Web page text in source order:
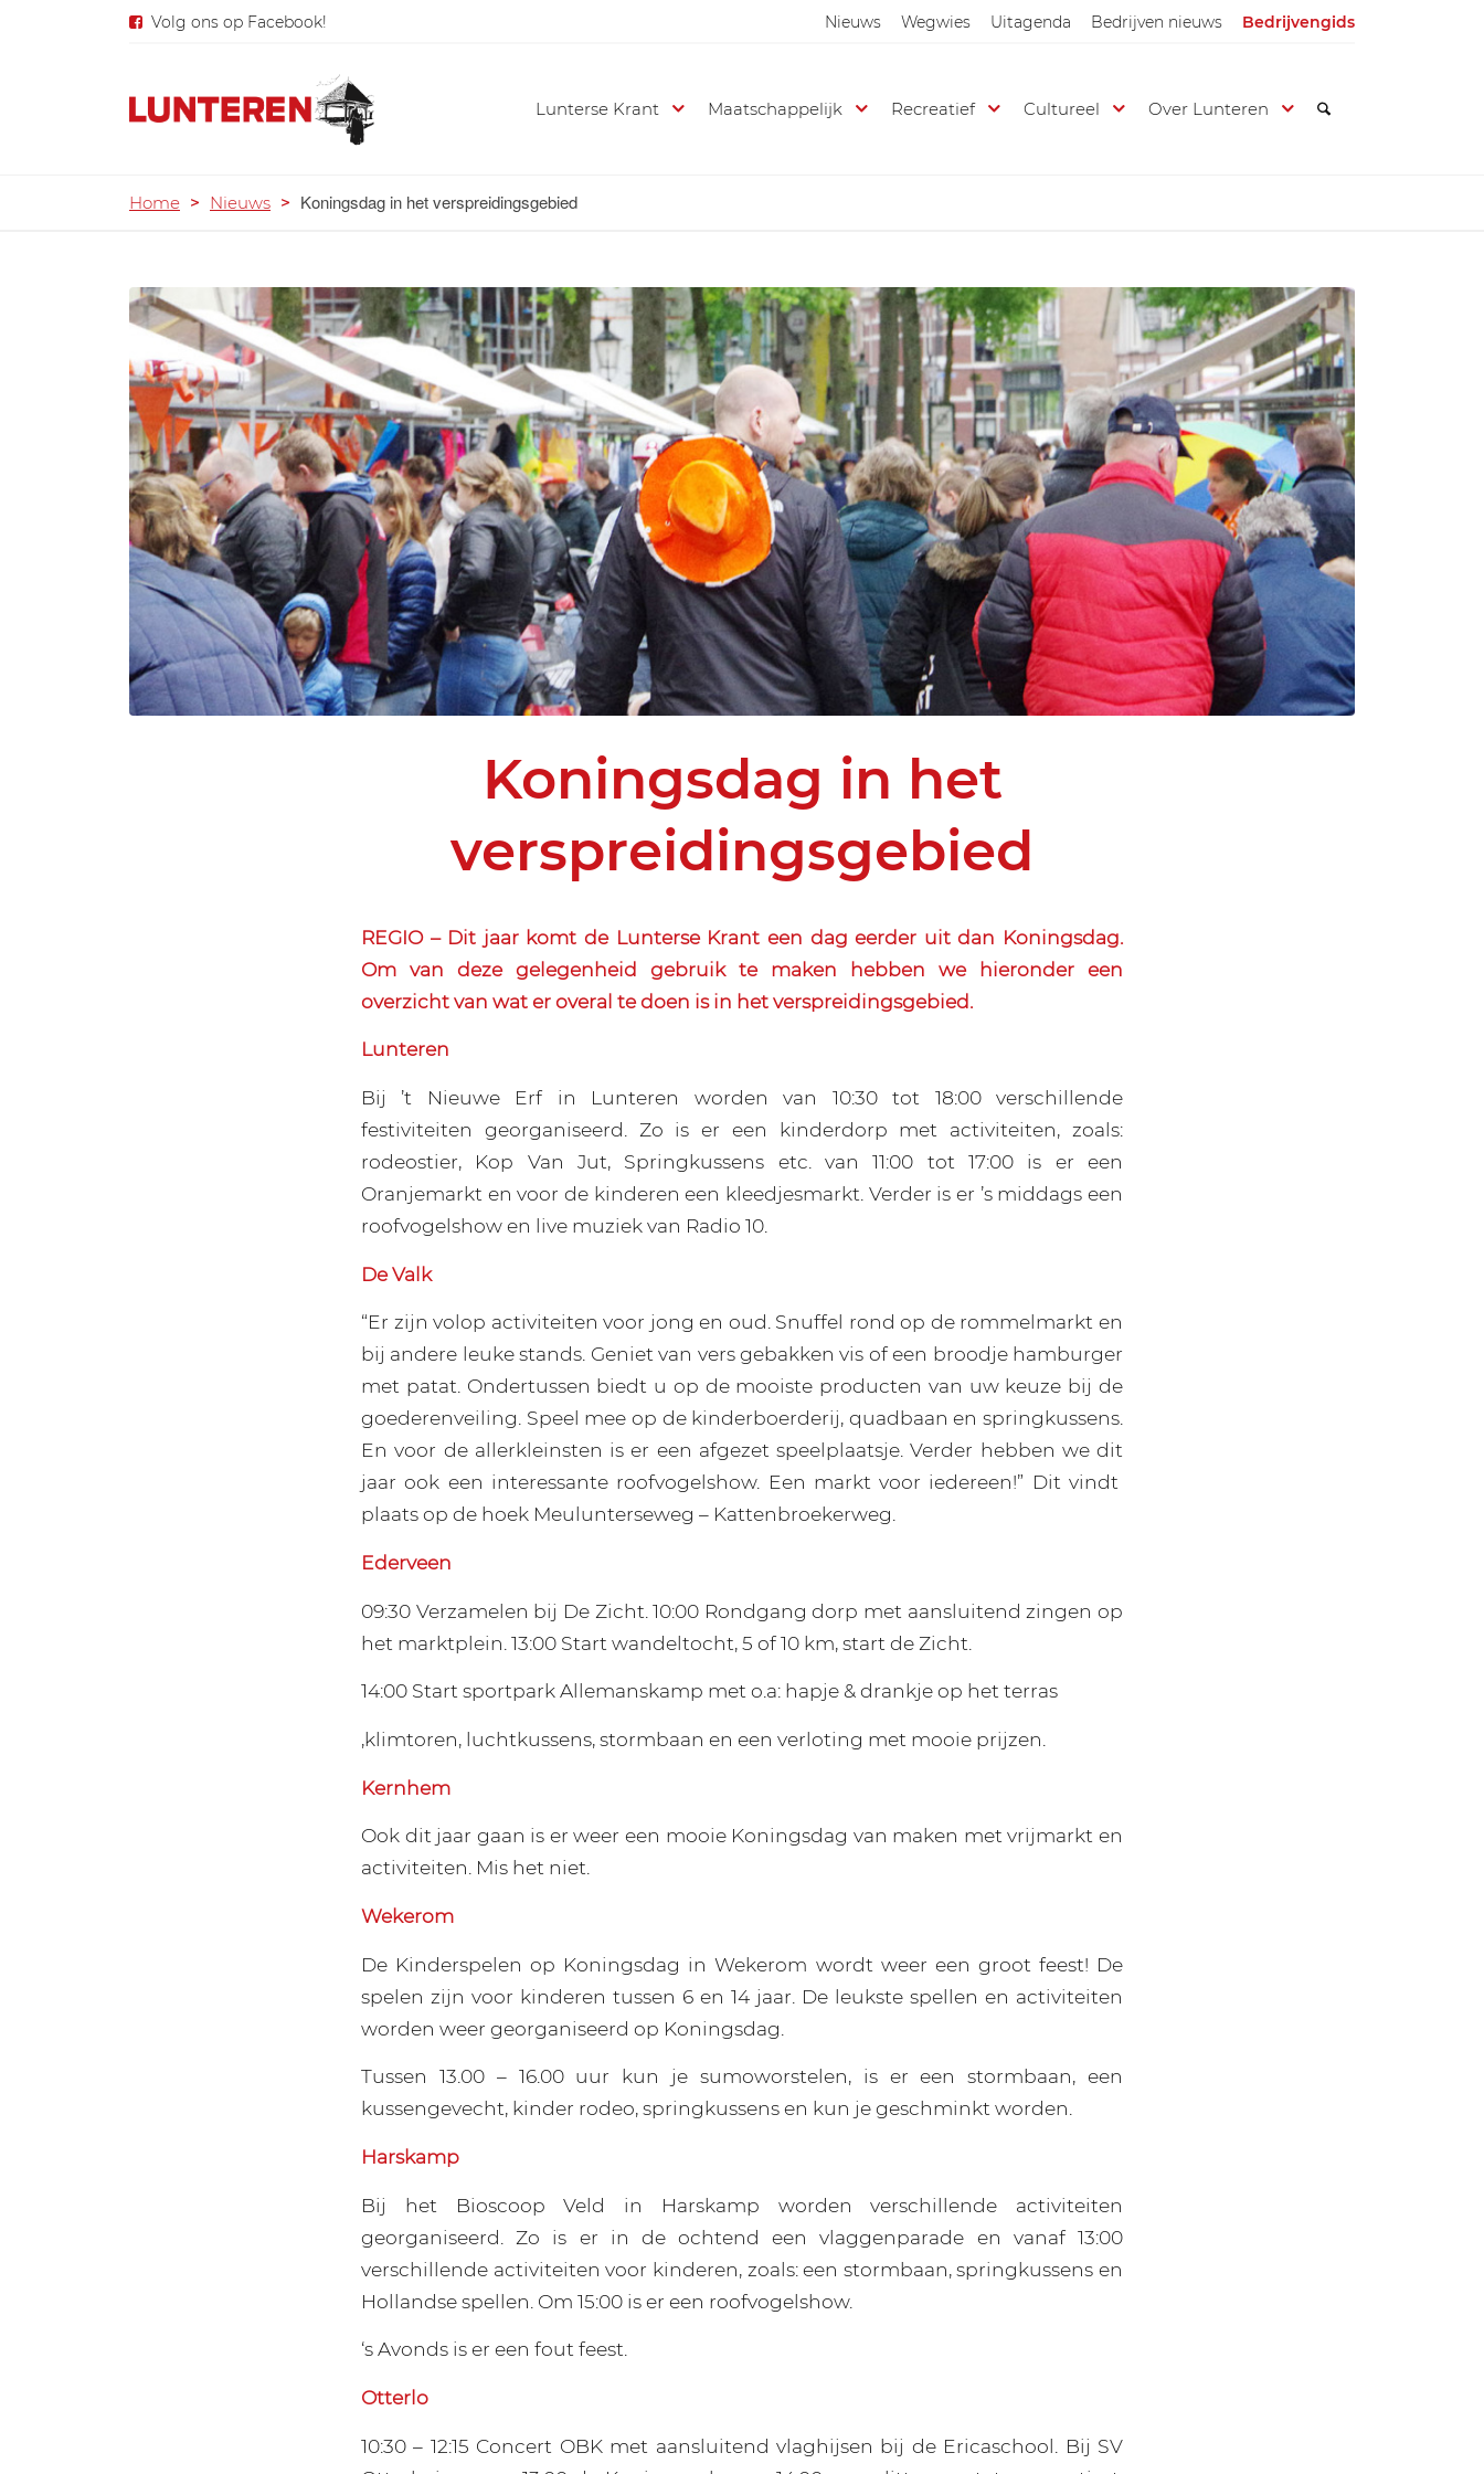
Nieuws Wegwies Uitagenda Bedrijven nieuws Bedrijvengids
Volg ons op Facebook!
Lunterse Krant Maatschappelijk Recreatief Cultureel Over Lunteren
Home > Nieuws > Koningsdag in het verspreidingsgebied
Koningsdag in het
verspreidingsgebied
REGIO – Dit jaar komt de Lunterse Krant een dag eerder uit dan Koningsdag.
Om van deze gelegenheid gebruik te maken hebben we hieronder een
overzicht van wat er overal te doen is in het verspreidingsgebied.
Lunteren
Bij ’t Nieuwe Erf in Lunteren worden van 10:30 tot 18:00 verschillende
festiviteiten georganiseerd. Zo is er een kinderdorp met activiteiten, zoals:
rodeostier, Kop Van Jut, Springkussens etc. van 11:00 tot 17:00 is er een
Oranjemarkt en voor de kinderen een kleedjesmarkt. Verder is er ’s middags een
roofvogelshow en live muziek van Radio 10.
De Valk
“Er zijn volop activiteiten voor jong en oud. Snuffel rond op de rommelmarkt en
bij andere leuke stands. Geniet van vers gebakken vis of een broodje hamburger
met patat. Ondertussen biedt u op de mooiste producten van uw keuze bij de
goederenveiling. Speel mee op de kinderboerderij, quadbaan en springkussens.
En voor de allerkleinsten is er een afgezet speelplaatsje. Verder hebben we dit
jaar ook een interessante roofvogelshow. Een markt voor iedereen!” Dit vindt
plaats op de hoek Meulunterseweg – Kattenbroekerweg.
Ederveen
09:30 Verzamelen bij De Zicht. 10:00 Rondgang dorp met aansluitend zingen op
het marktplein. 13:00 Start wandeltocht, 5 of 10 km, start de Zicht.
14:00 Start sportpark Allemanskamp met o.a: hapje & drankje op het terras
,klimtoren, luchtkussens, stormbaan en een verloting met mooie prijzen.
Kernhem
Ook dit jaar gaan is er weer een mooie Koningsdag van maken met vrijmarkt en
activiteiten. Mis het niet.
Wekerom
De Kinderspelen op Koningsdag in Wekerom wordt weer een groot feest! De
spelen zijn voor kinderen tussen 6 en 14 jaar. De leukste spellen en activiteiten
worden weer georganiseerd op Koningsdag.
Tussen 13.00 – 16.00 uur kun je sumoworstelen, is er een stormbaan, een
kussengevecht, kinder rodeo, springkussens en kun je geschminkt worden.
Harskamp
Bij het Bioscoop Veld in Harskamp worden verschillende activiteiten
georganiseerd. Zo is er in de ochtend een vlaggenparade en vanaf 13:00
verschillende activiteiten voor kinderen, zoals: een stormbaan, springkussens en
Hollandse spellen. Om 15:00 is er een roofvogelshow.
‘s Avonds is er een fout feest.
Otterlo
10:30 – 12:15 Concert OBK met aansluitend vlaghijsen bij de Ericaschool. Bij SV